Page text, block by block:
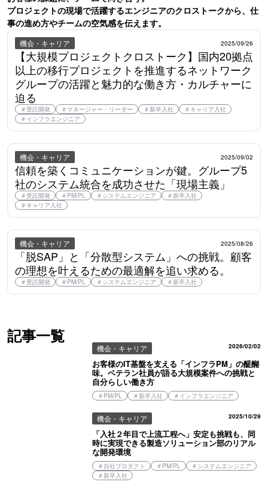
プロジェクトの現場で活躍するエンジニアのクロストークから、仕
事の進め方やチームの空気感を伝えます。
機会・キャリア 2025/09/26
【大規模プロジェクトクロストーク】国内20拠点
以上の移行プロジェクトを推進するネットワーク
グループの活躍と魅力的な働き方・カルチャーに
迫る
＃受託開発 ＃ マネージャー・リーダー ＃新卒入社 ＃ キャリア入社
＃ インフラエンジニア
機会・キャリア 2025/09/02
信頼を築くコミュニケーションが鍵。グループ5
社のシステム統合を成功させた「現場主義」
＃受託開発 ＃ PM/PL ＃ システムエンジニア ＃新卒入社
＃ キャリア入社
機会・キャリア 2025/08/26
「脱SAP」と「分散型システム」への挑戦。顧客
の理想を叶えるための最適解を追い求める。
＃受託開発 ＃ PM/PL ＃ システムエンジニア ＃新卒入社
記事一覧
機会・キャリア 2026/02/02
お客様のIT基盤を支える「インフラPM」の醍醐
味。ベテラン社員が語る大規模案件への挑戦と
自分らしい働き方
＃ PM/PL ＃新卒入社 ＃ インフラエンジニア
機会・キャリア 2025/10/29
「入社２年目で上流工程へ」安定も挑戦も、同
時に実現できる製造ソリューション部のリアル
な開発環境
＃ 自社プロダクト ＃ PM/PL ＃ システムエンジニア
＃新卒入社